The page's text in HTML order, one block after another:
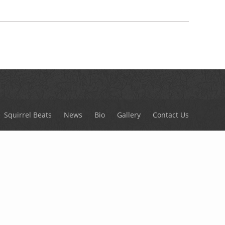
Squirrel Beats News Bio Gallery Contact Us